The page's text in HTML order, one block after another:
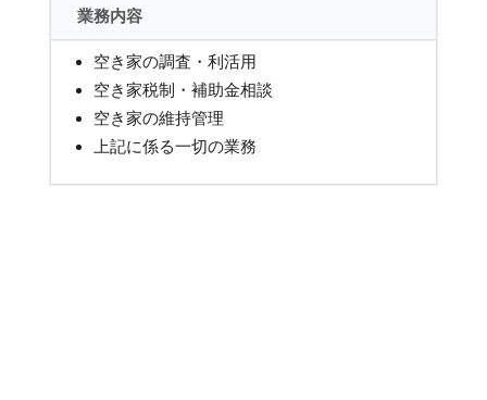
業務内容
空き家の調査・利活用
空き家税制・補助金相談
空き家の維持管理
上記に係る一切の業務